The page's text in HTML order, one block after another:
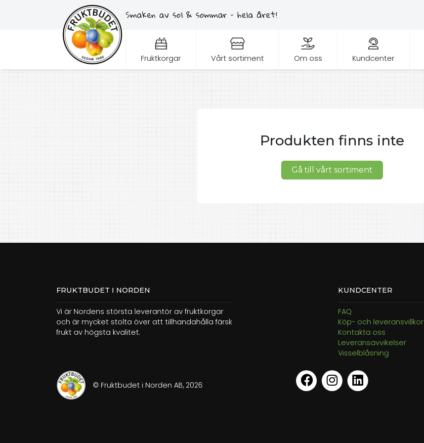
Smaken av sol & sommar – hela året!
Fruktkorgar Vårt sortiment Om oss Kundcenter
Produkten finns inte
Gå till vårt sortiment
FRUKTBUDET I NORDEN
Vi är Nordens största leverantör av fruktkorgar
och är mycket stolta över att tillhandahålla färsk
frukt av högsta kvalitet.
KUNDCENTER
FAQ
Köp- och leveransvillkor
Kontakta oss
Leveransavvikelser
Visselblåsning
© Fruktbudet i Norden AB, 2026